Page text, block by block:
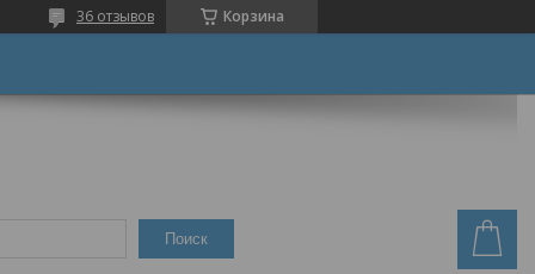
Корзина
36 отзывов
Поиск